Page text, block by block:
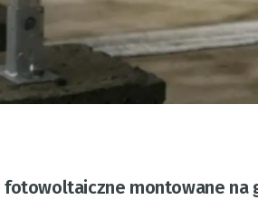
fotowoltaiczne montowane na